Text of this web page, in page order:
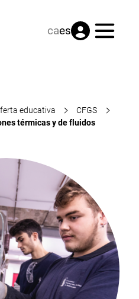
caes Menú
educativa
CFGS
térmicas y de fluidos